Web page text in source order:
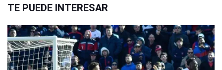
TE PUEDE INTERESAR